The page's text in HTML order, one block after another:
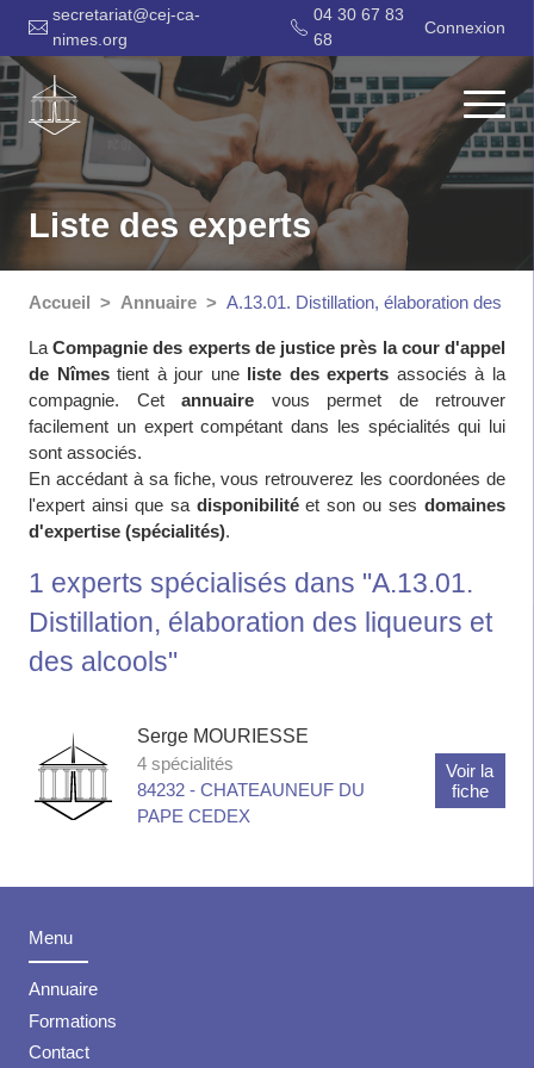
secretariat@cej-ca-
nimes.org
04 30 67 83
68
Connexion
Liste des experts
Accueil Annuaire A.13.01. Distillation, élaboration des
LaCompagnie des experts de justice près la cour d'appel
de Nîmestient à jour une liste des experts associés à la
compagnie. Cet annuaire vous permet de retrouver
facilement un expert compétant dans les spécialités qui lui
sont associés.
En accédant à sa fiche, vous retrouverez les coordonées de
l'expert ainsi que sa disponibilitéet son ou sesdomaines
d'expertise (spécialités).
1 experts spécialisés dans "A.13.01.
Distillation, élaboration des liqueurs et
des alcools"
Serge MOURIESSE
4 spécialités
84232 - CHATEAUNEUF DU
PAPE CEDEX
Voir la
fiche
Menu
Annuaire
Formations
Contact